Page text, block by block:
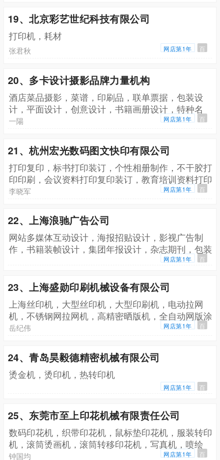
19、北京彩艺世纪科技有限公司
打印机，耗材
张君秋 网店第1年 百
20、多卡设计摄影品牌力量机构
酒店菜品摄影，菜谱，印刷品，联单票据，包装设
计，平面设计，创意设计，书籍画册设计，特种名
片，贵宾卡，名片，各类卡片
一陽 网店第1年 百
21、杭州宏光数码图文快印有限公司
打印复印，标书打印装订，个性相册制作，不干胶打
印印刷，会议资料打印复印装订，教育培训资料打印
复印装订，码上印个性名片制作设计打印，高速晒图
业纪念册设计制作
李晓军 网店第1年 百
22、上海浪驰广告公司
网站多媒体互动设计，海报招贴设计，影视广告制
作，书籍装帧设计，集团年报设计，杂志期刊，包装
设计，广告创意，画册设计，VI设计，致力于标志设
网店第1年 百
23、上海盛勋印刷机械设备有限公司
上海丝印机，大型丝印机，大型印刷机，电动拉网
机，不锈钢网拉网机，高精密晒版机，全自动网版涂
布机，网版烘箱，大型晒版机，全刮胶研磨机，油墨
岳纪伟 网店第1年 百
24、青岛昊毅德精密机械有限公司
烫金机，烫印机，热转印机
网店第1年 百
25、东莞市至上印花机械有限责任公司
数码印花机，织带印花机，鼠标垫印花机，服装转印
机，滚筒烫画机，滚筒转移印花机，写真机，喷绘
机，压光机，压熔机，转印机
钟国均 网店第1年 百